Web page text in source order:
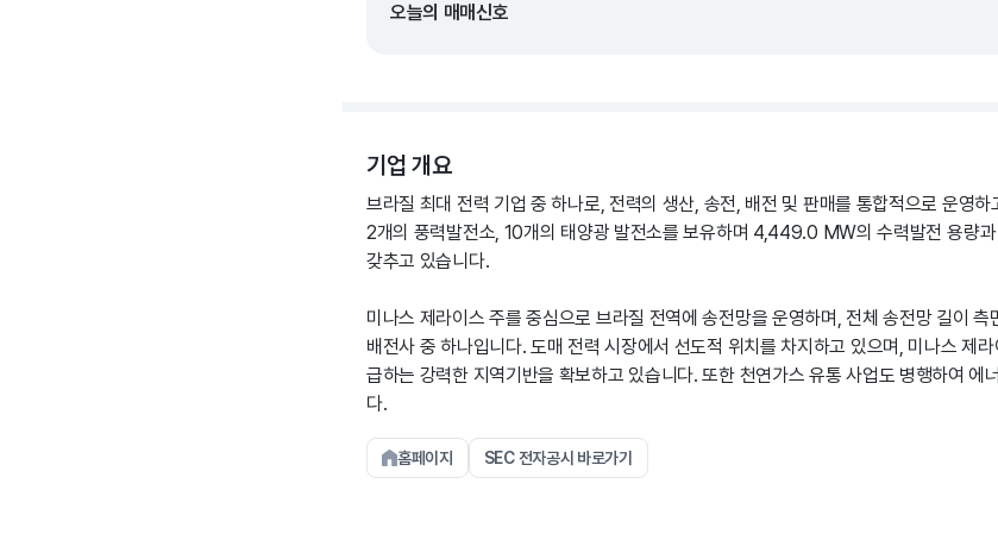
오늘의 매매신호
기업 개요
브라질 최대 전력 기업 중 하나로, 전력의 생산, 송전, 배전 및 판매를 통합적으로 운영
2개의 풍력발전소, 10개의 태양광 발전소를 보유하며 4,449.0 MW의 수력발전 용량
갖추고 있습니다.
미나스 제라이스 주를 중심으로 브라질 전역에 송전망을 운영하며, 전체 송전망 길이 측
배전사 중 하나입니다. 도매 전력 시장에서 선도적 위치를 차지하고 있으며, 미나스 제
급하는 강력한 지역기반을 확보하고 있습니다. 또한 천연가스 유통 사업도 병행하여 에
다.
홈페이지 SEC 전자공시 바로가기